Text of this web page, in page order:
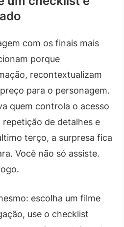
com os finais mais
porque
recontextualizam
para o personagem.
quem controla o acesso
de detalhes e
terço, a surpresa fica
Você não só assiste.
escolha um filme
use o checklist